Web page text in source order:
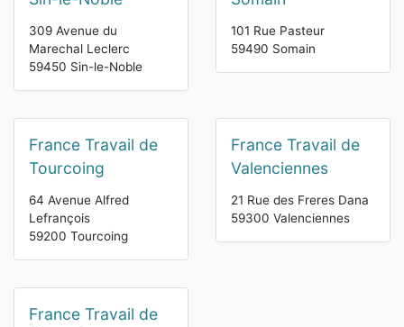
309 Avenue du
Marechal Leclerc
59450 Sin-le-Noble
101 Rue Pasteur
59490 Somain
France Travail de
Tourcoing
64 Avenue Alfred
Lefrançois
59200 Tourcoing
France Travail de
Valenciennes
21 Rue des Freres Dana
59300 Valenciennes
France Travail de